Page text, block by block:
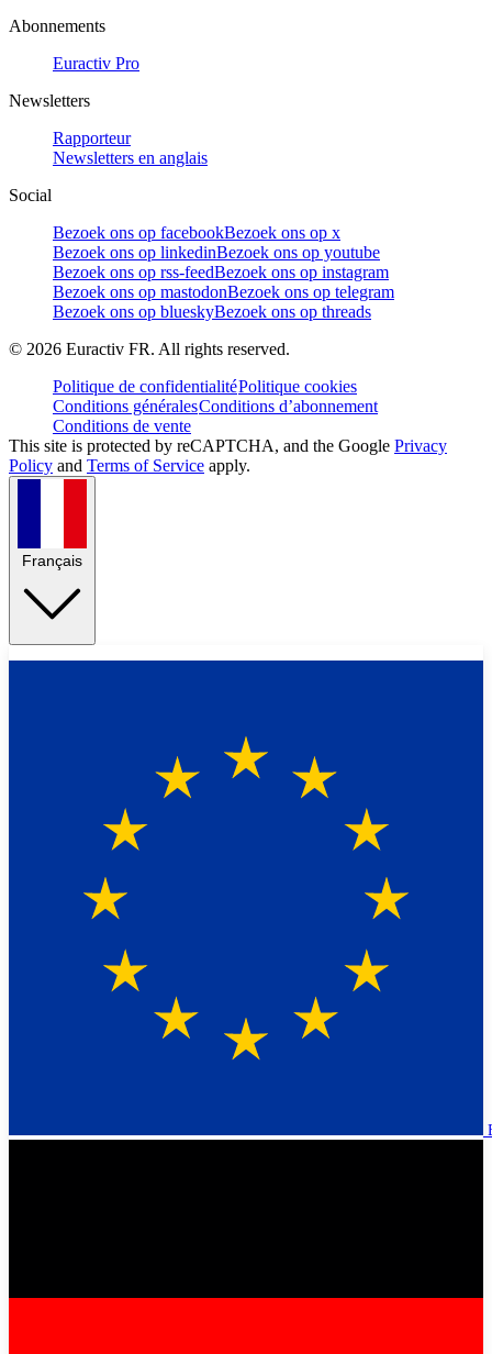
Abonnements
Euractiv Pro
Newsletters
Rapporteur
Newsletters en anglais
Social
Bezoek ons op facebookBezoek ons op x
Bezoek ons op linkedinBezoek ons op youtube
Bezoek ons op rss-feedBezoek ons op instagram
Bezoek ons op mastodonBezoek ons op telegram
Bezoek ons op blueskyBezoek ons op threads
© 2026 Euractiv FR. All rights reserved.
Politique de confidentialitéPolitique cookies
Conditions généralesConditions d’abonnement
Conditions de vente
This site is protected by reCAPTCHA, and the Google Privacy
Policy and Terms of Service apply.
Français